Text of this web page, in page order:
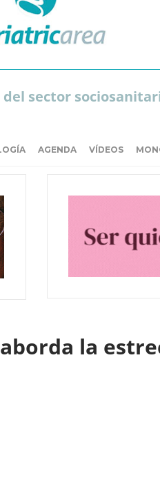
sector
AGENDA VÍDEOS
la